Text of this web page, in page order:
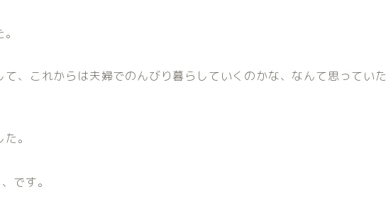
て、これからは夫婦でのんびり暮らしていくのかな、なんて思っていた
。
、です。